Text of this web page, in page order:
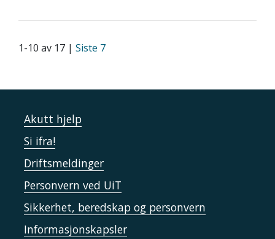
1-10 av 17 | Siste 7
Akutt hjelp
Si ifra!
Driftsmeldinger
Personvern ved UiT
Sikkerhet, beredskap og personvern
Informasjonskapsler